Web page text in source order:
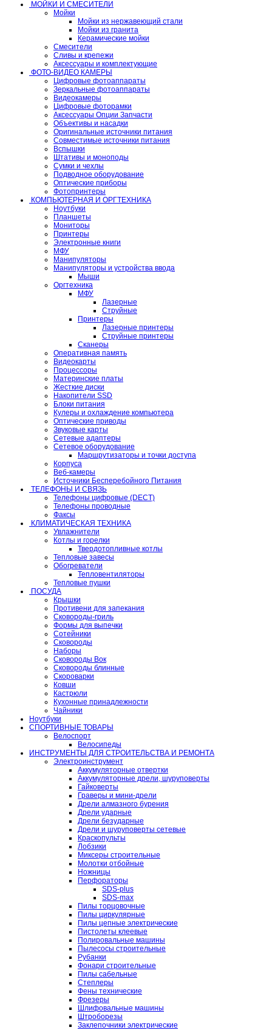
МОЙКИ И СМЕСИТЕЛИ
Мойки
Мойки из нержавеющий стали
Мойки из гранита
Керамические мойки
Смесители
Сливы и крепежи
Аксессуары и комплектующие
ФОТО-ВИДЕО КАМЕРЫ
Цифровые фотоаппараты
Зеркальные фотоаппараты
Видеокамеры
Цифровые фоторамки
Аксессуары Опции Запчасти
Объективы и насадки
Оригинальные источники питания
Совместимые источники питания
Вспышки
Штативы и моноподы
Сумки и чехлы
Подводное оборудование
Оптические приборы
Фотопринтеры
КОМПЬЮТЕРНАЯ И ОРГТЕХНИКА
Ноутбуки
Планшеты
Мониторы
Принтеры
Электронные книги
МФУ
Манипуляторы
Манипуляторы и устройства ввода
Мыши
Оргтехника
МФУ
Лазерные
Струйные
Принтеры
Лазерные принтеры
Струйные принтеры
Сканеры
Оперативная память
Видеокарты
Процессоры
Материнские платы
Жесткие диски
Накопители SSD
Блоки питания
Кулеры и охлаждение компьютера
Оптические приводы
Звуковые карты
Сетевые адаптеры
Сетевое оборудование
Маршрутизаторы и точки доступа
Корпуса
Веб-камеры
Источники Бесперебойного Питания
ТЕЛЕФОНЫ И СВЯЗЬ
Телефоны цифровые (DECT)
Телефоны проводные
Факсы
КЛИМАТИЧЕСКАЯ ТЕХНИКА
Увлажнители
Котлы и горелки
Твердотопливные котлы
Тепловые завесы
Обогреватели
Тепловентиляторы
Тепловые пушки
ПОСУДА
Крышки
Противени для запекания
Сковороды-гриль
Формы для выпечки
Сотейники
Сковороды
Наборы
Сковороды Вок
Сковороды блинные
Скороварки
Ковши
Кастрюли
Кухонные принадлежности
Чайники
Ноутбуки
СПОРТИВНЫЕ ТОВАРЫ
Велоспорт
Велосипеды
ИНСТРУМЕНТЫ ДЛЯ СТРОИТЕЛЬСТВА И РЕМОНТА
Электроинструмент
Аккумуляторные отвертки
Аккумуляторные дрели, шуруповерты
Гайковерты
Граверы и мини-дрели
Дрели алмазного бурения
Дрели ударные
Дрели безударные
Дрели и шуруповерты сетевые
Краскопульты
Лобзики
Миксеры строительные
Молотки отбойные
Ножницы
Перфораторы
SDS-plus
SDS-max
Пилы торцовочные
Пилы циркулярные
Пилы цепные электрические
Пистолеты клеевые
Полировальные машины
Пылесосы строительные
Рубанки
Фонари строительные
Пилы сабельные
Степлеры
Фены технические
Фрезеры
Шлифовальные машины
Штроборезы
Заклепочники электрические